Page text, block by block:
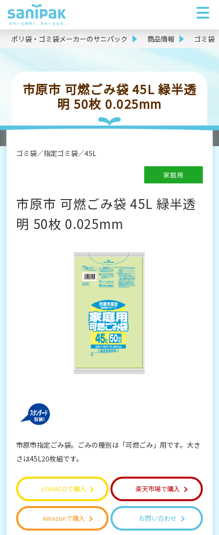
ポリ袋・ゴミ袋メーカーのサニパック 商品情報 ゴミ袋
市原市 可燃ごみ袋 45L 緑半透
明 50枚 0.025mm
ゴミ袋 指定ゴミ袋 45L
家庭用
市原市 可燃ごみ袋 45L 緑半透
明 50枚 0.025mm
市原市指定ごみ袋。ごみの種別は「可燃ごみ」用です。大き
さは45L20枚組です。
LOHACOで購入 楽天市場で購入
Amazonで購入 お問い合わせ